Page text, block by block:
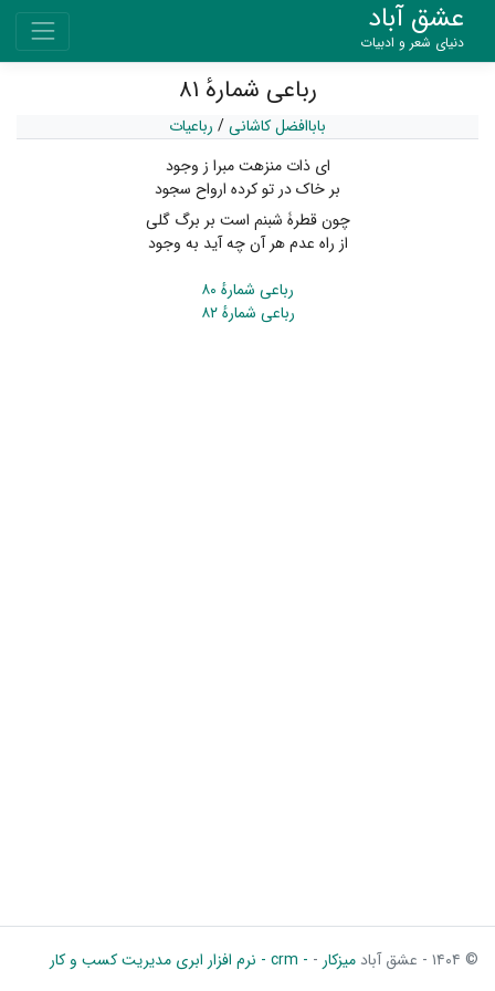
عشق آباد
دنیای شعر و ادبیات
رباعی شمارهٔ ۸۱
باباافضل کاشانی/ رباعیات
ای ذات منزهت مبرا ز وجود
بر خاک در تو کرده ارواح سجود
چون قطرۀ شبنم است بر برگ گلی
از راه عدم هر آن چه آید به وجود
رباعی شمارهٔ ۸۰
رباعی شمارهٔ ۸۲
© ۱۴۰۴ - عشق آباد میزکار - - crm - نرم افزار ابری مدیریت کسب و کار